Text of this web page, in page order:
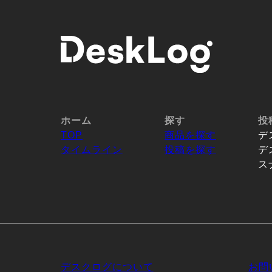
ホーム
TOP
タイムライン
探す
商品を探す
投稿を探す
投
デ
デ
ス
デスクログについて お問